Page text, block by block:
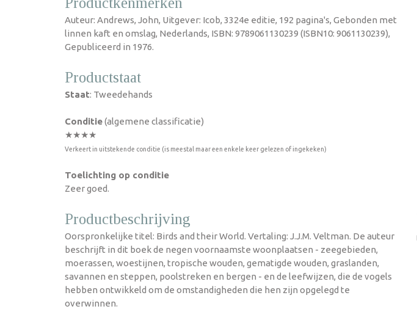
Auteur: Andrews, John, Uitgever: Icob, 3324e editie, 192 pagina's, Gebonden met
linnen kaft en omslag, Nederlands, ISBN: 9789061130239 (ISBN10: 9061130239),
Gepubliceerd in 1976.
Productstaat
Staat: Tweedehands
Conditie(algemene classificatie)
★★★★
Verkeert in uitstekende conditie (is meestal maar een enkele keer gelezen of ingekeken)
Toelichting op conditie
Zeer goed.
Productbeschrijving
Oorspronkelijke titel: Birds and their World. Vertaling: J.J.M. Veltman. De auteur
beschrijft in dit boek de negen voornaamste woonplaatsen - zeegebieden,
moerassen, woestijnen, tropische wouden, gematigde wouden, graslanden,
savannen en steppen, poolstreken en bergen - en de leefwijzen, die de vogels
hebben ontwikkeld om de omstandigheden die hen zijn opgelegd te
overwinnen.